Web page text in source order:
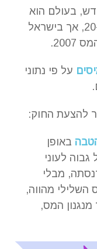
בעולם הוא
נהוג עוד משנות ה-40 של המאה ה-20, אך בישראל
על פי נתוני
להצעת החוק:
באופן
לעוני
מבלי
מהווה,
המס,